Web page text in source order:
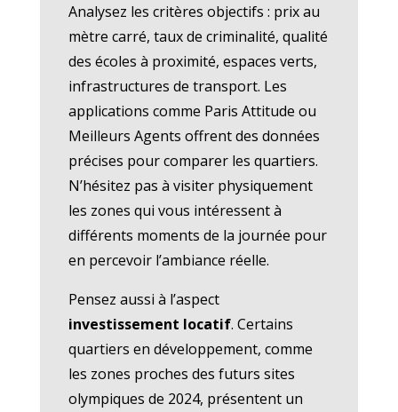
Analysez les critères objectifs : prix au
mètre carré, taux de criminalité, qualité
des écoles à proximité, espaces verts,
infrastructures de transport. Les
applications comme Paris Attitude ou
Meilleurs Agents offrent des données
précises pour comparer les quartiers.
N’hésitez pas à visiter physiquement
les zones qui vous intéressent à
différents moments de la journée pour
en percevoir l’ambiance réelle.
Pensez aussi à l’aspect
investissement locatif. Certains
quartiers en développement, comme
les zones proches des futurs sites
olympiques de 2024, présentent un